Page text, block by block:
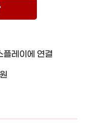
레이에 연결